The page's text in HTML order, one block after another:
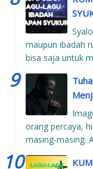
maupun ibadah
bisa saja untuk
orang percaya,
masing-masing.